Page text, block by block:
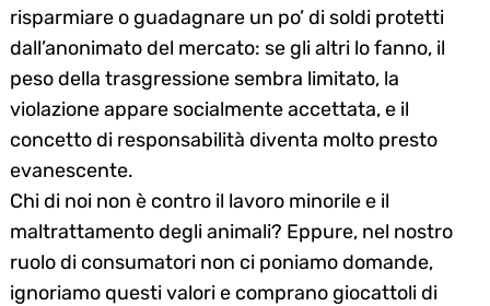
risparmiare o guadagnare un po’ di soldi protetti
dall’anonimato del mercato: se gli altri lo fanno, il
peso della trasgressione sembra limitato, la
violazione appare socialmente accettata, e il
concetto di responsabilità diventa molto presto
evanescente.
Chi di noi non è contro il lavoro minorile e il
maltrattamento degli animali? Eppure, nel nostro
ruolo di consumatori non ci poniamo domande,
ignoriamo questi valori e comprano giocattoli di